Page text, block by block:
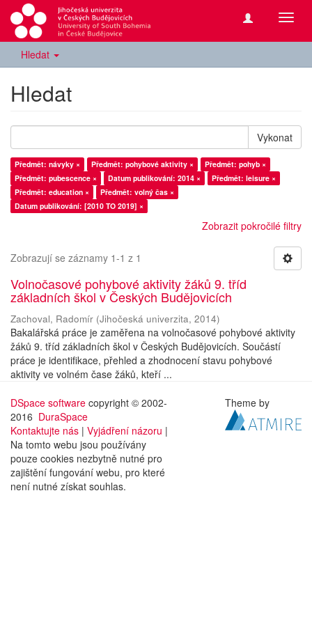
Hledat
Hledat
Vykonat
Předmět: návyky × Předmět: pohybové aktivity ×
Předmět: pohyb ×
Předmět: pubescence ×
Datum publikování: 2014 ×
Předmět: leisure ×
Předmět: education ×
Předmět: volný čas ×
Datum publikování: [2010 TO 2019] ×
Zobrazit pokročilé filtry
Zobrazují se záznamy 1-1 z 1
Volnočasové pohybové aktivity žáků 9. tříd
základních škol v Českých Budějovicích
Zachoval, Radomír (Jihočeská univerzita, 2014)
Bakalářská práce je zaměřena na volnočasové pohybové aktivity
žáků 9. tříd základních škol v Českých Budějovicích. Součástí
práce je identifikace, přehled a zhodnocení stavu pohybové
aktivity ve volném čase žáků, kteří ...
DSpace software copyright © 2002-
2016 DuraSpace
Kontaktujte nás | Vyjádření názoru |
Na tomto webu jsou používány
pouze cookies nezbytně nutné pro
zajištění fungování webu, pro které
není nutné získat souhlas.
Theme by